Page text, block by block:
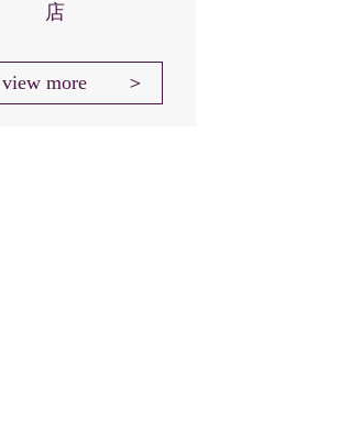
店
view more